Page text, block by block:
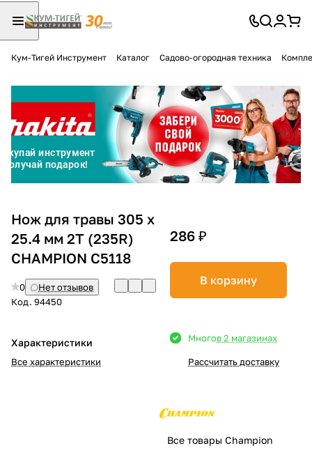
Кум-Тигей Инструмент Каталог Садово-огородная техника
Нож для травы 305 х
25.4 мм 2T (235R)
CHAMPION C5118
0
Нет отзывов
Код. 94450
Характеристики
Все характеристики
286 ₽
В корзину
Многов 2 магазинах
Рассчитать доставку
Все товары Champion
Разбейте
оплатуна части
без переплат
График платежей
Сегодня
в корзину
% картой любого банка